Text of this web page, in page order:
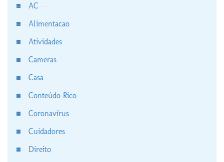
AC
Alimentacao
Atividades
Cameras
Casa
Conteúdo Rico
Coronavírus
Cuidadores
Direito